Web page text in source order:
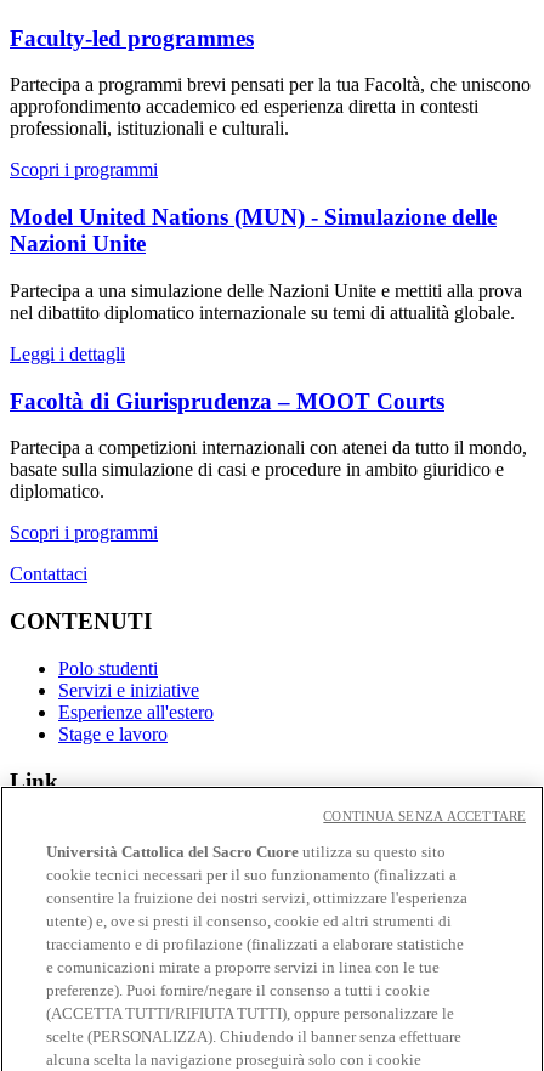
Faculty-led programmes
Partecipa a programmi brevi pensati per la tua Facoltà, che uniscono
approfondimento accademico ed esperienza diretta in contesti
professionali, istituzionali e culturali.
Scopri i programmi
Model United Nations (MUN) - Simulazione delle
Nazioni Unite
Partecipa a una simulazione delle Nazioni Unite e mettiti alla prova
nel dibattito diplomatico internazionale su temi di attualità globale.
Leggi i dettagli
Facoltà di Giurisprudenza – MOOT Courts
Partecipa a competizioni internazionali con atenei da tutto il mondo,
basate sulla simulazione di casi e procedure in ambito giuridico e
diplomatico.
Scopri i programmi
Contattaci
CONTENUTI
Polo studenti
Servizi e iniziative
Esperienze all'estero
Stage e lavoro
Link
Eventi
Avvisi
Social
Facebook
𝕏
Linkedin
Youtube
Instagram
Università Cattolica del Sacro Cuore utilizza su questo sito
cookie tecnici necessari per il suo funzionamento (finalizzati a
consentire la fruizione dei nostri servizi, ottimizzare l'esperienza
utente) e, ove si presti il consenso, cookie ed altri strumenti di
tracciamento e di profilazione (finalizzati a elaborare statistiche
e comunicazioni mirate a proporre servizi in linea con le tue
preferenze). Puoi fornire/negare il consenso a tutti i cookie
(ACCETTA TUTTI/RIFIUTA TUTTI), oppure personalizzare le
scelte (PERSONALIZZA). Chiudendo il banner senza effettuare
alcuna scelta la navigazione proseguirà solo con i cookie
CONTINUA SENZA ACCETTARE